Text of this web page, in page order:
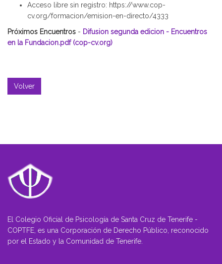
Acceso libre sin registro: https://www.cop-
cv.org/formacion/emision-en-directo/4333
Próximos Encuentros - Difusion segunda edicion - Encuentros
en la Fundacion.pdf (cop-cv.org)
Volver
El Colegio Oficial de Psicología de Santa Cruz de Tenerife -
COPTFE, es una Corporación de Derecho Público, reconocido
por el Estado y la Comunidad de Tenerife.